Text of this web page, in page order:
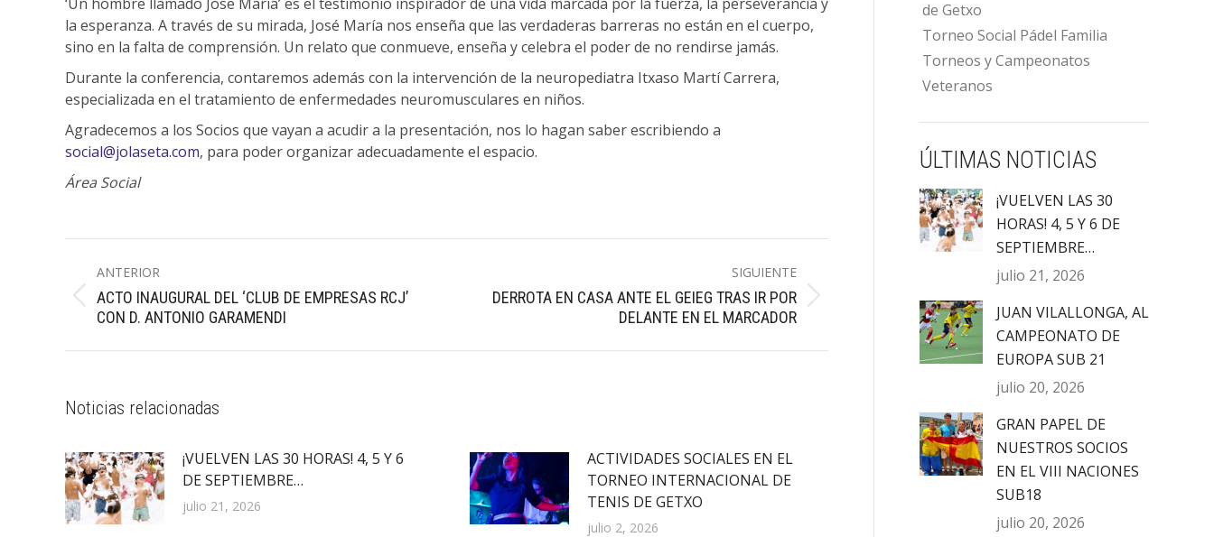
la esperanza. A través de su mirada, José María nos enseña que las verdaderas barreras no están en el cuerpo,
sino en la falta de comprensión. Un relato que conmueve, enseña y celebra el poder de no rendirse jamás.
Durante la conferencia, contaremos además con la intervención de la neuropediatra Itxaso Martí Carrera,
especializada en el tratamiento de enfermedades neuromusculares en niños.
Agradecemos a los Socios que vayan a acudir a la presentación, nos lo hagan saber escribiendo a
social@jolaseta.com, para poder organizar adecuadamente el espacio.
Área Social
entre
publicaciones
ANTERIOR
Publicación
anterior:
ACTO INAUGURAL DEL ‘CLUB DE EMPRESAS RCJ’
CON D. ANTONIO GARAMENDI
SIGUIENTE
Publicación
DERROTA EN CASA ANTE EL GEIEG TRAS IR POR
DELANTE EN EL MARCADOR
Noticias relacionadas
¡VUELVEN LAS 30 HORAS! 4, 5 Y 6
DE SEPTIEMBRE…
julio 21, 2026
ACTIVIDADES SOCIALES EN EL
TORNEO INTERNACIONAL DE
TENIS DE GETXO
julio 2, 2026
de Getxo
Torneo Social Pádel Familia
Torneos y Campeonatos
Veteranos
ÚLTIMAS NOTICIAS
¡VUELVEN LAS 30
HORAS! 4, 5 Y 6 DE
SEPTIEMBRE…
julio 21, 2026
JUAN VILALLONGA, AL
CAMPEONATO DE
EUROPA SUB 21
julio 20, 2026
GRAN PAPEL DE
NUESTROS SOCIOS
EN EL VIII NACIONES
SUB18
julio 20, 2026